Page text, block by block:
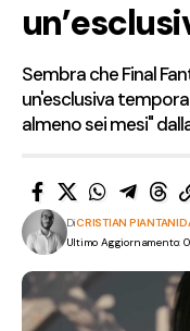
Sembra che Final
un'esclusiva
almeno sei mesi"
Ultimo Aggiornamento:
DiCRISTIAN